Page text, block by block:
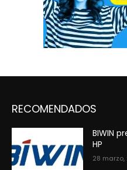
RECOMENDADOS
BIWIN
HP
28 marzo,